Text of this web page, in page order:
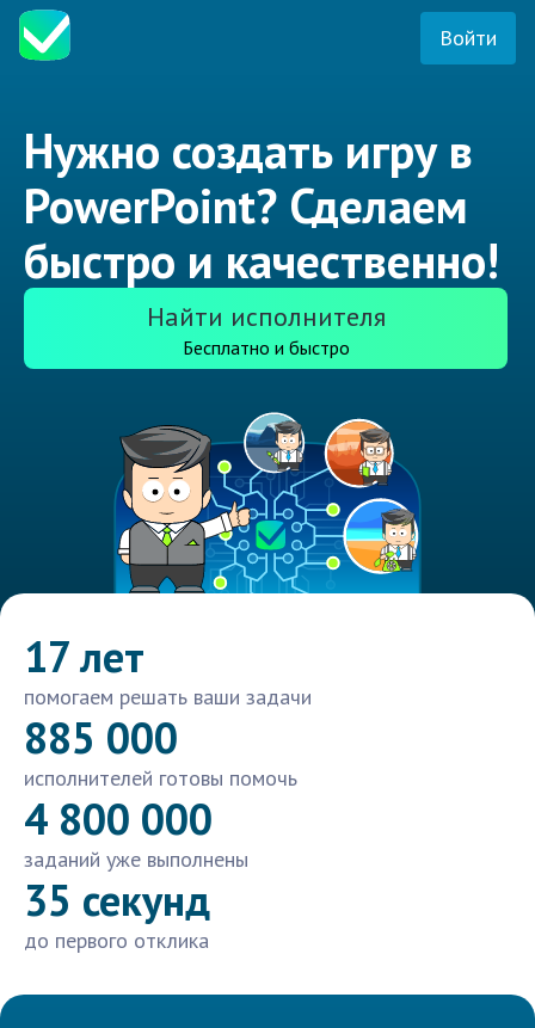
Войти
Нужно создать игру в
PowerPoint? Сделаем
быстро и качественно!
Найти исполнителя
Бесплатно и быстро
17 лет
помогаем решать ваши задачи
885 000
исполнителей готовы помочь
4 800 000
заданий уже выполнены
35 секунд
до первого отклика